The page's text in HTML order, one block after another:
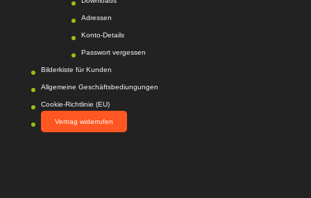
Adressen
Konto-Details
Passwort vergessen
Bilderkiste für Kunden
Allgemeine Geschäftsbediungungen
Cookie-Richtlinie (EU)
Vertrag widerrufen